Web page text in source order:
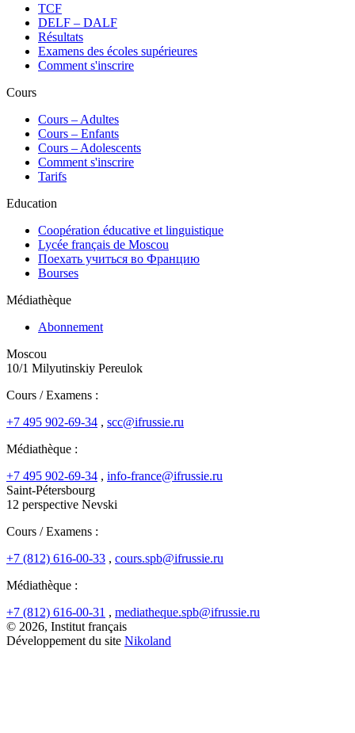
TCF
DELF – DALF
Résultats
Examens des écoles supérieures
Comment s'inscrire
Cours
Сours – Adultes
Cours – Enfants
Cours – Adolescents
Comment s'inscrire
Tarifs
Education
Coopération éducative et linguistique
Lycée français de Moscou
Поехать учиться во Францию
Bourses
Médiathèque
Abonnement
Moscou
10/1 Milyutinskiy Pereulok
Cours / Examens :
+7 495 902-69-34 , scc@ifrussie.ru
Médiathèque :
+7 495 902-69-34 , info-france@ifrussie.ru
Saint-Pétersbourg
12 perspective Nevski
Cours / Examens :
+7 (812) 616-00-33 , cours.spb@ifrussie.ru
Médiathèque :
+7 (812) 616-00-31 , mediatheque.spb@ifrussie.ru
© 2026, Institut français
Développement du site Nikoland